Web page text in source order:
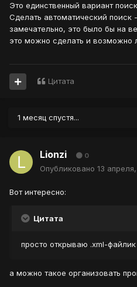
Это единственный вариант
Сделать автоматический поиск
замечательно, это было бы на
это можно сделать и возможно
Цитата
1 месяц спустя...
Lionzi 0
Опубликовано 13
Вот интересно:
Цитата
просто открываю .xml-
а можно такое организовать